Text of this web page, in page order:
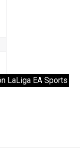
LaLiga EA Sports